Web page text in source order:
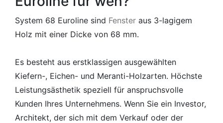
System 68 Euroline sind Fenster aus 3-lagigem
Holz mit einer Dicke von 68 mm.
Es besteht aus erstklassigen ausgewählten
Kiefern-, Eichen- und Meranti-Holzarten. Höchste
Leistungsästhetik speziell für anspruchsvolle
Kunden Ihres Unternehmens. Wenn Sie ein Investor,
Architekt, der sich mit dem Verkauf oder der